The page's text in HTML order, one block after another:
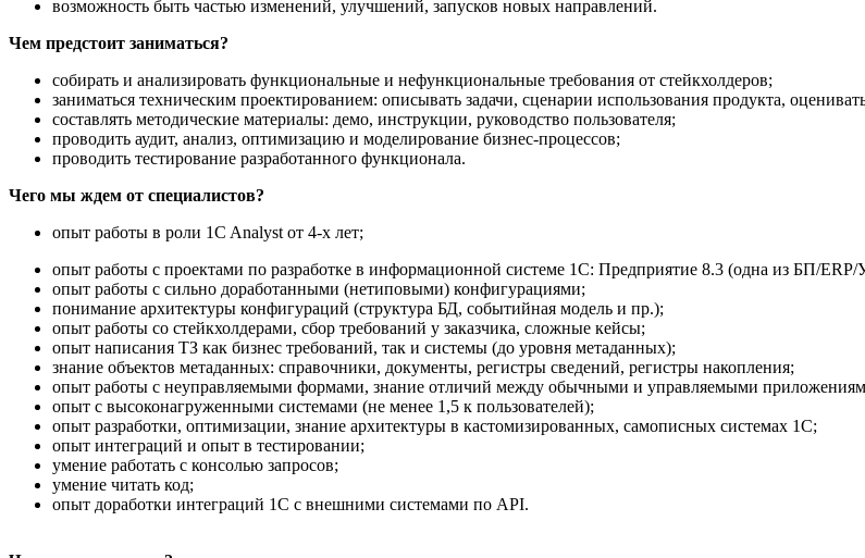
возможность быть частью изменений, улучшений, запусков новых направлений.
Чем предстоит заниматься?
собирать и анализировать функциональные и нефункциональные требования от стейкхолдеров;
заниматься техническим проектированием: описывать задачи, сценарии использования продукта,
составлять методические материалы: демо, инструкции, руководство пользователя;
проводить аудит, анализ, оптимизацию и моделирование бизнес-процессов;
проводить тестирование разработанного функционала.
Чего мы ждем от специалистов?
опыт работы в роли 1C Analyst от 4-х лет;
опыт работы с проектами по разработке в информационной системе 1С: Предприятие 8.3 (одна из БП/
опыт работы с сильно доработанными (нетиповыми) конфигурациями;
понимание архитектуры конфигураций (структура БД, событийная модель и пр.);
опыт работы со стейкхолдерами, сбор требований у заказчика, сложные кейсы;
опыт написания ТЗ как бизнес требований, так и системы (до уровня метаданных);
знание объектов метаданных: справочники, документы, регистры сведений, регистры накопления;
опыт работы с неуправляемыми формами, знание отличий между обычными и управляемыми
опыт с высоконагруженными системами (не менее 1,5 к пользователей);
опыт разработки, оптимизации, знание архитектуры в кастомизированных, самописных системах 1С;
опыт интеграций и опыт в тестировании;
умение работать с консолью запросов;
умение читать код;
опыт доработки интеграций 1С с внешними системами по API.